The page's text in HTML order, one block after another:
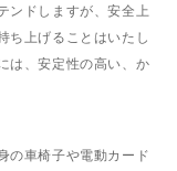
ンドしますが、安全上
ち上げることはいたし
は、安定性の高い、か
の車椅子や電動カード